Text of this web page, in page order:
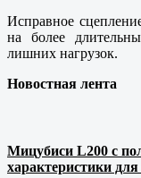
Исправное
на более
лишних нагрузок.
Новостная лента
Мицубиси L200 с
характеристики для